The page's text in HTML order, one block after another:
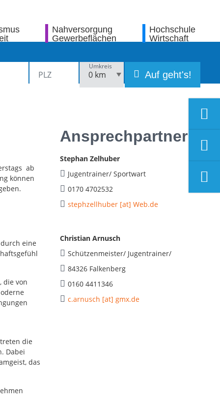
Nahversorgung
Gewerbeflächen
Hochschule
Wirtschaft
Umkreis
Auf geht's!
ab
können
eine
die von
die
Dabei
das
Ansprechpartner
Stephan Zelhuber
Jugentrainer/ Sportwart
0170 4702532
stephzellhuber [at] Web.de
Christian Arnusch
Schützenmeister/ Jugentrainer/
84326 Falkenberg
0160 4411346
c.arnusch [at] gmx.de